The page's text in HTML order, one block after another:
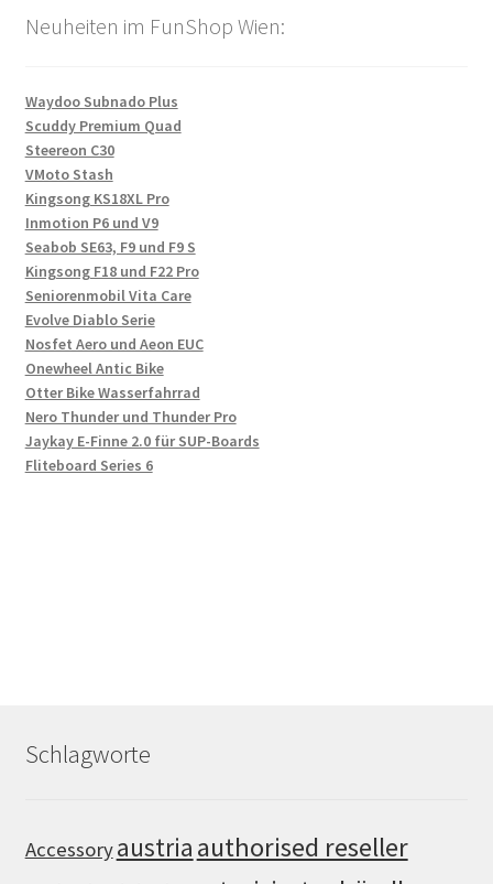
Neuheiten im FunShop Wien:
Waydoo Subnado Plus
Scuddy Premium Quad
Steereon C30
VMoto Stash
Kingsong KS18XL Pro
Inmotion P6 und V9
Seabob SE63, F9 und F9 S
Kingsong F18 und F22 Pro
Seniorenmobil Vita Care
Evolve Diablo Serie
Nosfet Aero und Aeon EUC
Onewheel Antic Bike
Otter Bike Wasserfahrrad
Nero Thunder und Thunder Pro
Jaykay E-Finne 2.0 für SUP-Boards
Fliteboard Series 6
Schlagworte
Accessoryaustria authorised reseller